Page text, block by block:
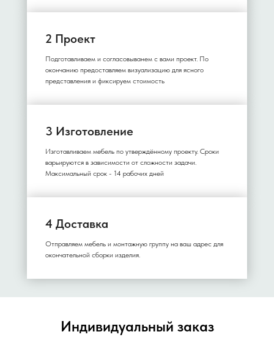
2 Проект
Подготавливаем и согласовыванем с вами проект. По
окончанию предоставляем визуализацию для ясного
представления и фиксируем стоимость
3 Изготовление
Изготавливаем мебель по утверждённому проекту. Сроки
варьируются в зависимости от сложности задачи.
Максимальный срок - 14 рабочих дней
4 Доставка
Отправляем мебель и монтажную группу на ваш адрес для
окончательной сборки изделия.
Индивидуальный заказ